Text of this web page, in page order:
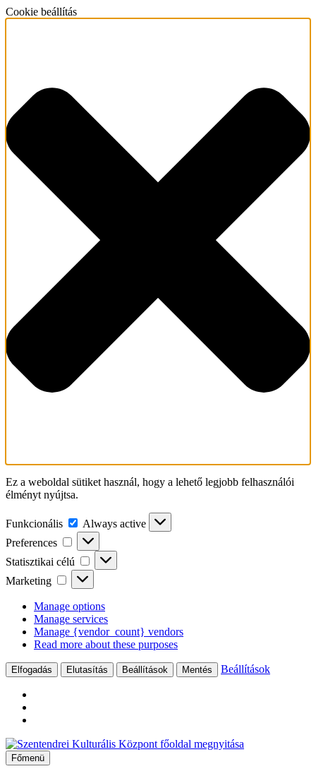
Cookie beállítás
Ez a weboldal sütiket használ, hogy a lehető legjobb felhasználói
élményt nyújtsa.
Funkcionális Funkcionális
Always active
Preferences
Preferences
Statisztikai célú
Statisztikai
célú
Marketing
Marketing
Manage options
Manage services
Manage {vendor_count} vendors
Read more about these purposes
Elfogadás Elutasítás Beállítások Mentés Beállítások
Ugrás
a
tartalomhoz
Főmenü